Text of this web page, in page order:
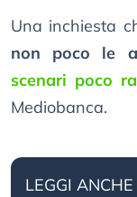
Una inchiesta
non poco le
scenari poco
Mediobanca.
LEGGI ANCHE